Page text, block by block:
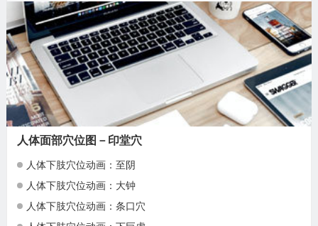
人体面部穴位图－印堂穴
人体下肢穴位动画：至阴
人体下肢穴位动画：大钟
人体下肢穴位动画：条口穴